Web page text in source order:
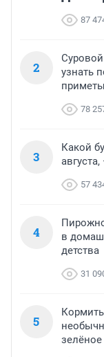
87
2
узнать
приметы
78
3
Какой
57
4
в
детства
31
5